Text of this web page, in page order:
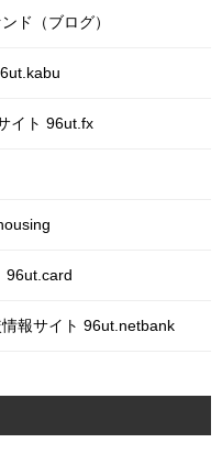
ド（ブログ）
イト 96ut.fx
96ut.card
報サイト 96ut.netbank